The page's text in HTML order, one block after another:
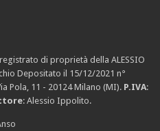
di proprietà della ALESSIO
Depositato il 15/12/2021 n°
Pola, 11 - 20124 Milano (MI). P.IVA:
: Alessio Ippolito.